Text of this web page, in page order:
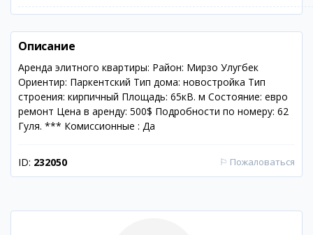
Описание
Аренда элитного квартиры: Район: Мирзо Улугбек
Ориентир: Паркентский Тип дома: новостройка Тип
строения: кирпичный Площадь: 65кВ. м Состояние: евро
ремонт Цена в аренду: 500$ Подробности по номеру: 62
Гуля. *** Комиссионные : Да
ID: 232050 ⚐ Пожаловаться